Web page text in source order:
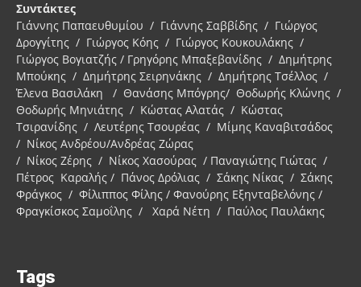
Συντάκτες
Γιάννης Παπαευθυμίου / Γιάννης Σαββίδης / Γιώργος
Δρογγίτης / Γιώργος Κόης / Γιώργος Κουκουλάκης /
Γιώργος Βογιατζής / Γρηγόρης Μπαξεβανίδης / Δημήτρης
Μπούκης / Δημήτρης Σειρηνάκης / Δημήτρης Τσέλλος /
Έλενα Βασιλάκη / Θανάσης Μπόγρης/ Θοδωρής Κλώνης /
Θοδωρής Μηνιάτης / Κώστας Αλατάς / Κώστας
Τσιρανίδης / Λευτέρης Τσουρέας / Μίμης Καναβιτσάδος
/ Νίκος Ανδρέου/Ανδρέας Ζώρας
/ Νίκος Ζέρης / Νίκος Χασούρας / Παναγιώτης Γιώτας /
Πέτρος Καραλής / Πάνος Δρόλιας / Σάκης Νίκας / Σάκης
Φράγκος / Φίλιππος Φίλης / Φανούρης Εξηνταβελόνης /
Φραγκίσκος Σαμοΐλης / Χαρά Νέτη / Παύλος Παυλάκης
Tags